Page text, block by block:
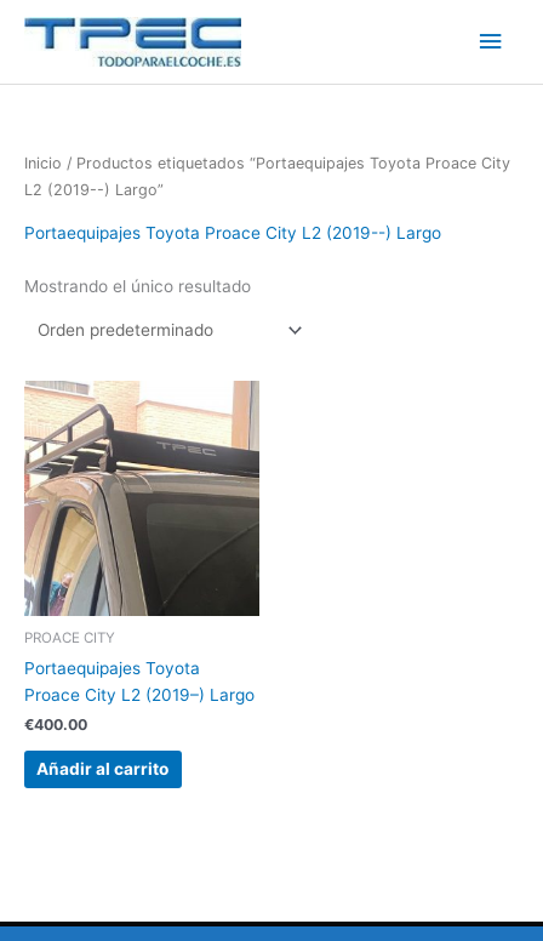
Inicio / Productos etiquetados “Portaequipajes Toyota Proace City
L2 (2019--) Largo”
Portaequipajes Toyota Proace City L2 (2019--) Largo
Mostrando el único resultado
PROACE CITY
Portaequipajes Toyota
Proace City L2 (2019–) Largo
€400.00
Añadir al carrito